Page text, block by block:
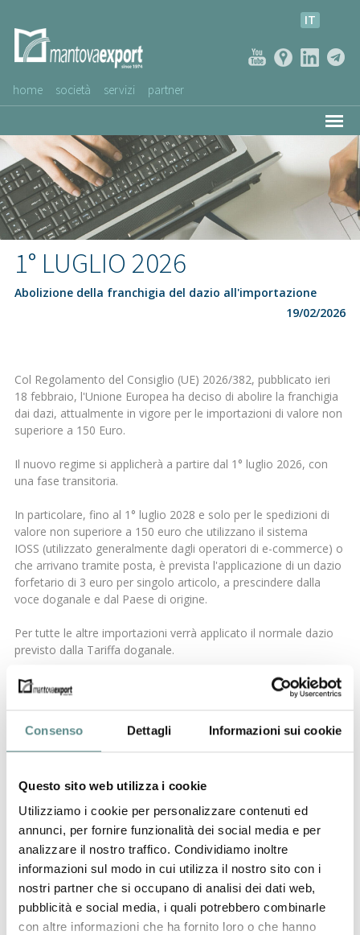
Consenso Dettagli Informazioni sui cookie
Questo sito web utilizza i cookie
Utilizziamo i cookie per personalizzare contenuti ed
annunci, per fornire funzionalità dei social media e per
analizzare il nostro traffico. Condividiamo inoltre
informazioni sul modo in cui utilizza il nostro sito con i
nostri partner che si occupano di analisi dei dati web,
pubblicità e social media, i quali potrebbero combinarle
con altre informazioni che ha fornito loro o che hanno
IT
home società servizi partner
AZIENDE CLIENTI
NEWS
VIDEO
SERVIZIO CLIENTI
1° LUGLIO 2026
Abolizione della franchigia del dazio all'importazione
19/02/2026
Col Regolamento del Consiglio (UE) 2026/382, pubblicato ieri
18 febbraio, l'Unione Europea ha deciso di abolire la franchigia
dai dazi, attualmente in vigore per le importazioni di valore non
superiore a 150 Euro.
Il nuovo regime si applicherà a partire dal 1° luglio 2026, con
una fase transitoria.
In particolare, fino al 1° luglio 2028 e solo per le spedizioni di
valore non superiore a 150 euro che utilizzano il sistema
IOSS (utilizzato generalmente dagli operatori di e-commerce) o
che arrivano tramite posta, è prevista l'applicazione di un dazio
forfetario di 3 euro per singolo articolo, a prescindere dalla
voce doganale e dal Paese di origine.
Per tutte le altre importazioni verrà applicato il normale dazio
previsto dalla Tariffa doganale.
La Commissione si riserva di monitorare la situazione nei mesi
successivi all'introduzione del nuovo regime, in modo da
constatare delle pratiche scorrette.
A. Dotti
precedente:cbam "importatore autorizzato"
successivo:intrastat 2026
news